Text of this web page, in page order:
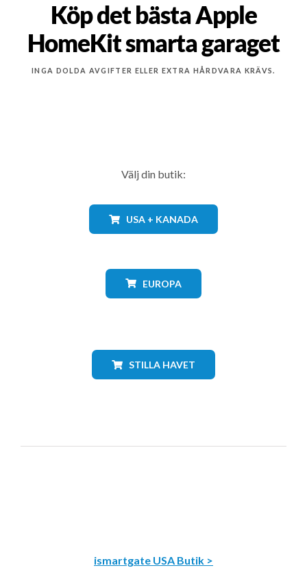
Köp det bästa Apple
HomeKit smarta garaget
INGA DOLDA AVGIFTER ELLER EXTRA HÅRDVARA KRÄVS.
Välj din butik:
USA + KANADA
EUROPA
STILLA HAVET
ismartgate USA Butik >